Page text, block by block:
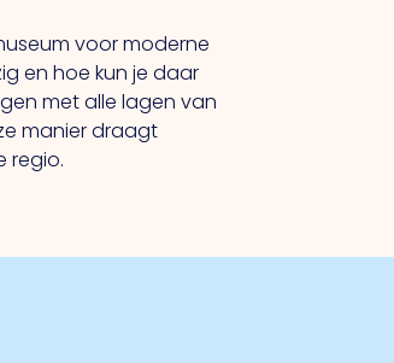
voor moderne
en hoe kun je daar
met alle lagen van
manier draagt
regio.